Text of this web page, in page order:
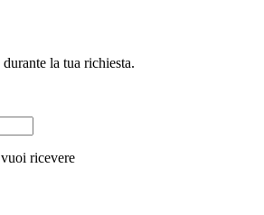
la tua richiesta.
ricevere